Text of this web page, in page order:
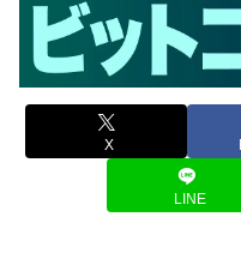
X
LINE